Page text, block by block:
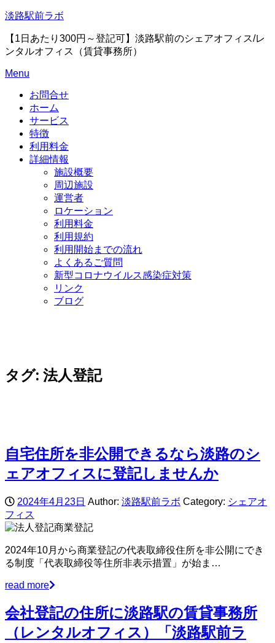
Skip
content
淡路駅前ラボ
【1日あたり300円～登記可】淡路駅前のシェアオフィス/レ
ンタルオフィス（賃貸事務所）
Menu
お問合せ
ホーム
サービス
特徴
利用料金
詳細情報
施設概要
周辺施設
運営者
ロケーション
利用料金
利用規約
利用開始までの流れ
よくあるご質問
新型コロナウイルス感染症対策
リンク
ブログ
タグ: 法人登記
自宅住所を非公開できるなら淡路のシ
ェアオフィスに登記しませんか
2024年4月23日 Author: 淡路駅前ラボ Category: シェアオ
フィス
2024年10月から商業登記の代表取締役住所を非公開にでき
る制度「代表取締役等住所非表示措置」が始ま…
read more
会社登記の住所に淡路駅の賃貸事務所
（レンタルオフィス）「淡路駅前ラ